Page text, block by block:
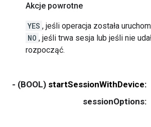
Akcje powrotne
YES , jeśli operacja została
NO , jeśli trwa sesja lub jeśli nie
rozpocząć.
- (BOOL) startSessionWithDevice:
sessionOptions: